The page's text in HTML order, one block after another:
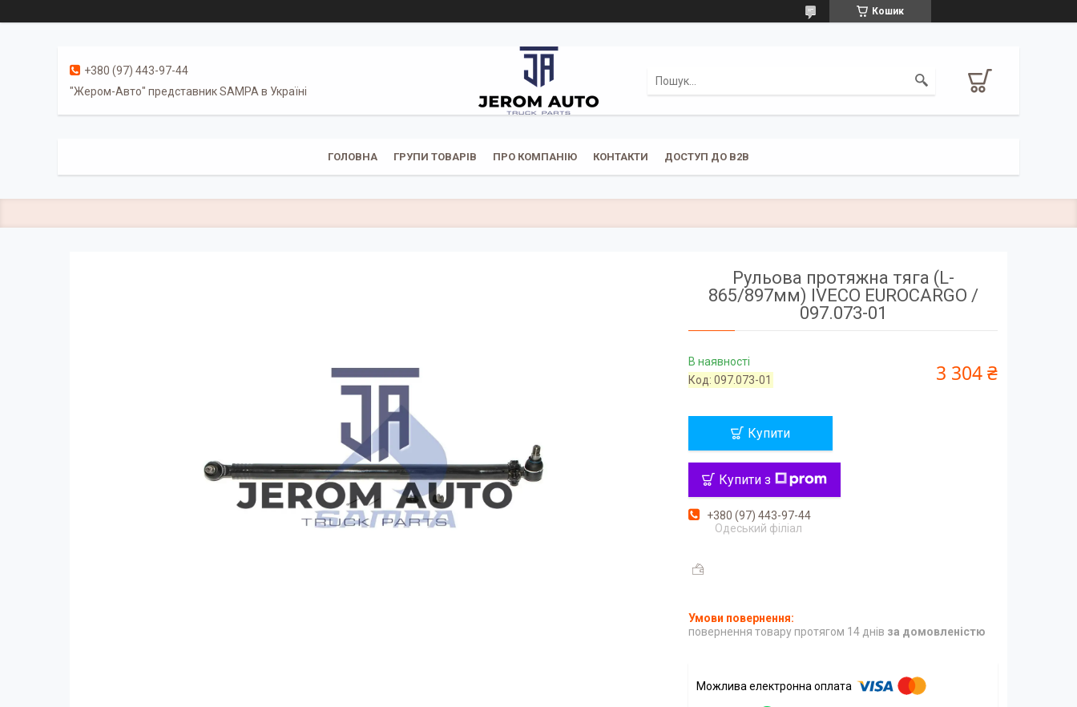
Кошик
+380 (97) 443-97-44
"Жером-Авто" представник SAMPA в Україні
ГОЛОВНА ГРУПИ ТОВАРІВ ПРО КОМПАНІЮ КОНТАКТИ ДОСТУП ДО B2B
Рульова протяжна тяга (L-
865/897мм) IVECO EUROCARGO /
097.073-01
В наявності
Код:097.073-01 3 304 ₴
Купити
Купити з
+380 (97) 443-97-44
Одеський філіал
повернення товару протягом 14 днів за домовленістю